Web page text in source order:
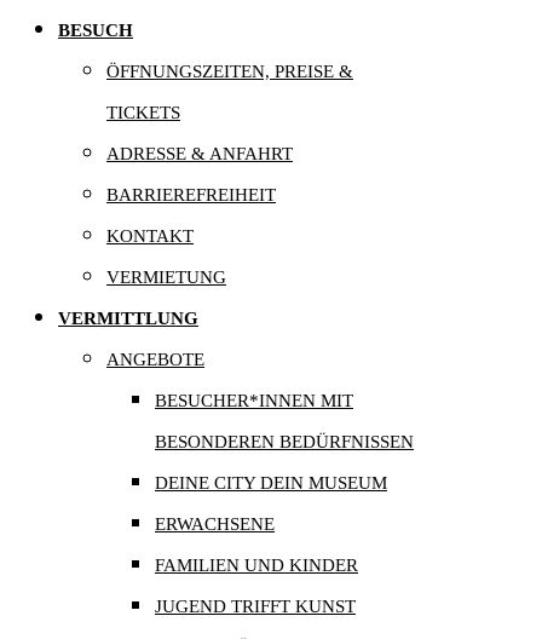
BESUCH
ÖFFNUNGSZEITEN, PREISE &
TICKETS
ADRESSE & ANFAHRT
BARRIEREFREIHEIT
KONTAKT
VERMIETUNG
VERMITTLUNG
ANGEBOTE
BESUCHER*INNEN MIT
BESONDEREN BEDÜRFNISSEN
DEINE CITY DEIN MUSEUM
ERWACHSENE
FAMILIEN UND KINDER
JUGEND TRIFFT KUNST